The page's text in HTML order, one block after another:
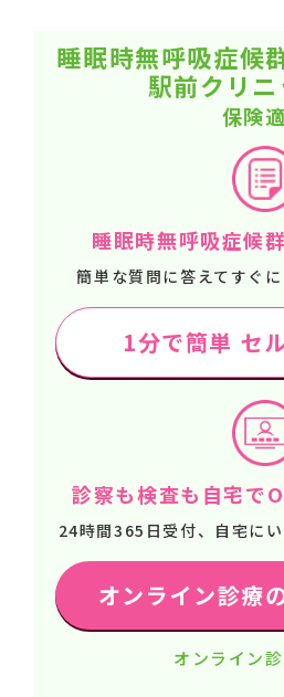
睡眠時無呼吸症候
駅前クリ
保険
睡眠時無呼吸症候
簡単な質問に答えてすぐに
1分で簡単 セ
診察も検査も自宅で
24時間365日受付、自宅にい
オンライン診療
オンライン